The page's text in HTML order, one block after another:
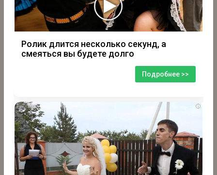
Ролик длится несколько секунд, а
смеяться вы будете долго
Подробнее >>
i